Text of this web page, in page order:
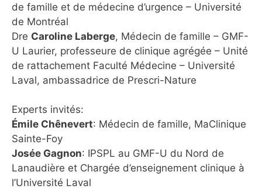
de famille et de médecine d’urgence – Université
de Montréal
Dre Caroline Laberge, Médecin de famille – GMF-
U Laurier, professeure de clinique agrégée – Unité
de rattachement Faculté Médecine – Université
Laval, ambassadrice de Prescri-Nature
Experts invités:
Émile Chênevert: Médecin de famille, MaClinique
Sainte-Foy
Josée Gagnon: IPSPL au GMF-U du Nord de
Lanaudière et Chargée d’enseignement clinique à
l’Université Laval